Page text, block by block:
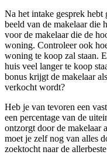
Na het intake gesprek hebt
beeld van de makelaar die
voor de makelaar die de
woning. Controleer ook
woning te koop zal staan.
huis veel langer te koop
bonus krijgt de makelaar
verkocht wordt?
Heb je van tevoren een
een percentage van de
ontzorgt door de makelaar
moet je zelf nog van alles
zoektocht naar de